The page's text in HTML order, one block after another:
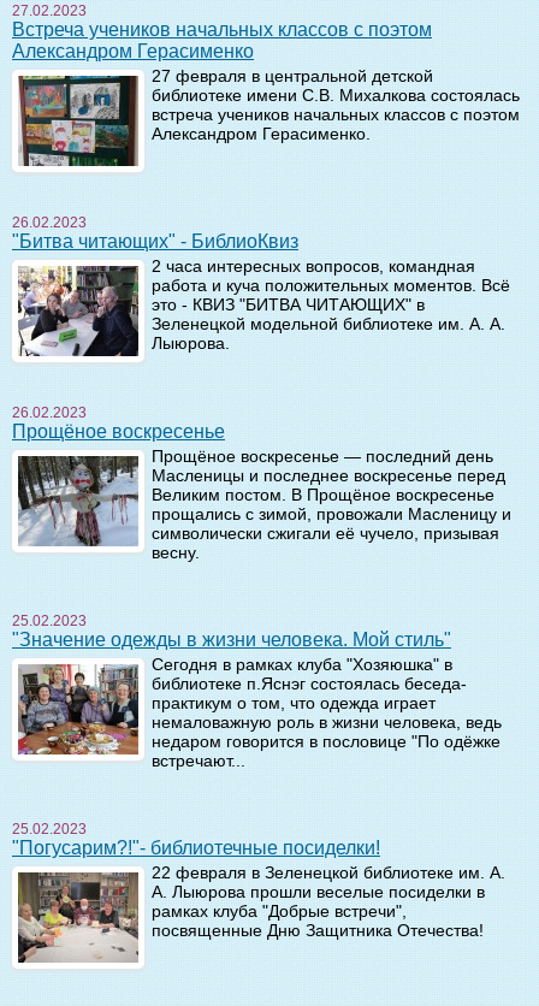
27.02.2023
Встреча учеников начальных классов с поэтом
Александром Герасименко
27 февраля в центральной детской
библиотеке имени С.В. Михалкова состоялась
встреча учеников начальных классов с поэтом
Александром Герасименко.
26.02.2023
"Битва читающих" - БиблиоКвиз
2 часа интересных вопросов, командная
работа и куча положительных моментов. Всё
это - КВИЗ "БИТВА ЧИТАЮЩИХ" в
Зеленецкой модельной библиотеке им. А. А.
Лыюрова.
26.02.2023
Прощёное воскресенье
Прощёное воскресенье — последний день
Масленицы и последнее воскресенье перед
Великим постом. В Прощёное воскресенье
прощались с зимой, провожали Масленицу и
символически сжигали её чучело, призывая
весну.
25.02.2023
"Значение одежды в жизни человека. Мой стиль"
Сегодня в рамках клуба "Хозяюшка" в
библиотеке п.Яснэг состоялась беседа-
практикум о том, что одежда играет
немаловажную роль в жизни человека, ведь
недаром говорится в пословице "По одёжке
встречают...
25.02.2023
"Погусарим?!"- библиотечные посиделки!
22 февраля в Зеленецкой библиотеке им. А.
А. Лыюрова прошли веселые посиделки в
рамках клуба "Добрые встречи",
посвященные Дню Защитника Отечества!